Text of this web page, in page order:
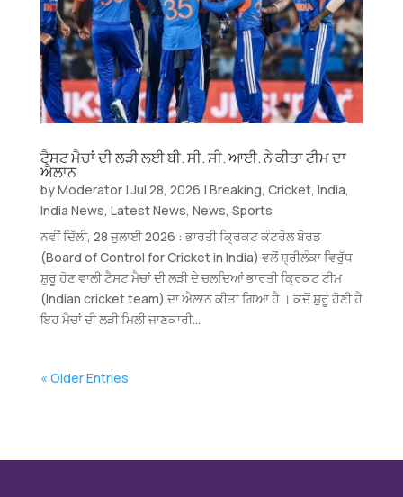
ਟੈਸਟ ਮੈਚਾਂ ਦੀ ਲੜੀ ਲਈ ਬੀ. ਸੀ. ਸੀ. ਆਈ. ਨੇ ਕੀਤਾ ਟੀਮ ਦਾ
ਐਲਾਨ
byModerator|Jul 28, 2026 | Breaking, Cricket, India,
India News, Latest News, News, Sports
ਨਵੀਂ ਦਿੱਲੀ, 28 ਜੁਲਾਈ 2026 : ਭਾਰਤੀ ਕ੍ਰਿਕਟ ਕੰਟਰੋਲ ਬੋਰਡ
(Board of Control for Cricket in India) ਵਲੋਂ ਸ਼੍ਰੀਲੰਕਾ ਵਿਰੁੱਧ
ਸ਼ੁਰੂ ਹੋਣ ਵਾਲੀ ਟੈਸਟ ਮੈਚਾਂ ਦੀ ਲੜੀ ਦੇ ਚਲਦਿਆਂ ਭਾਰਤੀ ਕ੍ਰਿਕਟ ਟੀਮ
(Indian cricket team) ਦਾ ਐਲਾਨ ਕੀਤਾ ਗਿਆ ਹੈ । ਕਦੋਂ ਸ਼ੁਰੂ ਹੋਣੀ ਹੈ
ਇਹ ਮੈਚਾਂ ਦੀ ਲੜੀ ਮਿਲੀ ਜਾਣਕਾਰੀ...
« Older Entries